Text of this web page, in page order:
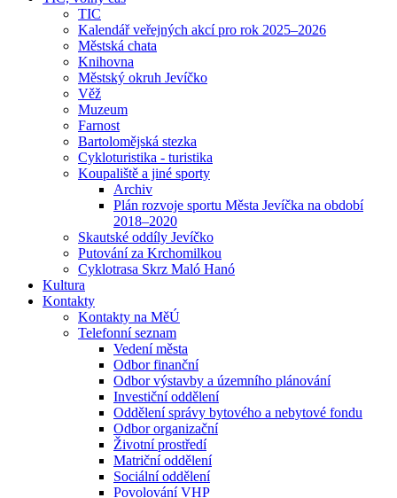
TIC
Kalendář veřejných akcí pro rok 2025–2026
Městská chata
Knihovna
Městský okruh Jevíčko
Věž
Muzeum
Farnost
Bartolomějská stezka
Cykloturistika - turistika
Koupaliště a jiné sporty
Archiv
Plán rozvoje sportu Města Jevíčka na období
2018–2020
Skautské oddíly Jevíčko
Putování za Krchomilkou
Cyklotrasa Skrz Maló Hanó
Kultura
Kontakty
Kontakty na MěÚ
Telefonní seznam
Vedení města
Odbor finanční
Odbor výstavby a územního plánování
Investiční oddělení
Oddělení správy bytového a nebytové fondu
Odbor organizační
Životní prostředí
Matriční oddělení
Sociální oddělení
Povolování VHP